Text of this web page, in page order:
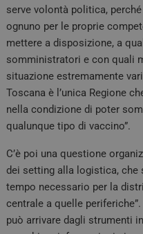
serve volontà politica,
ognuno per le proprie
mettere a disposizione, a
somministratori e con quali
situazione estremamente
Toscana è l’unica Regione
nella condizione di poter
qualunque tipo di vaccino”.
C’è poi una questione
dei setting alla logistica, che
tempo necessario per la
centrale a quelle
può arrivare dagli strumenti